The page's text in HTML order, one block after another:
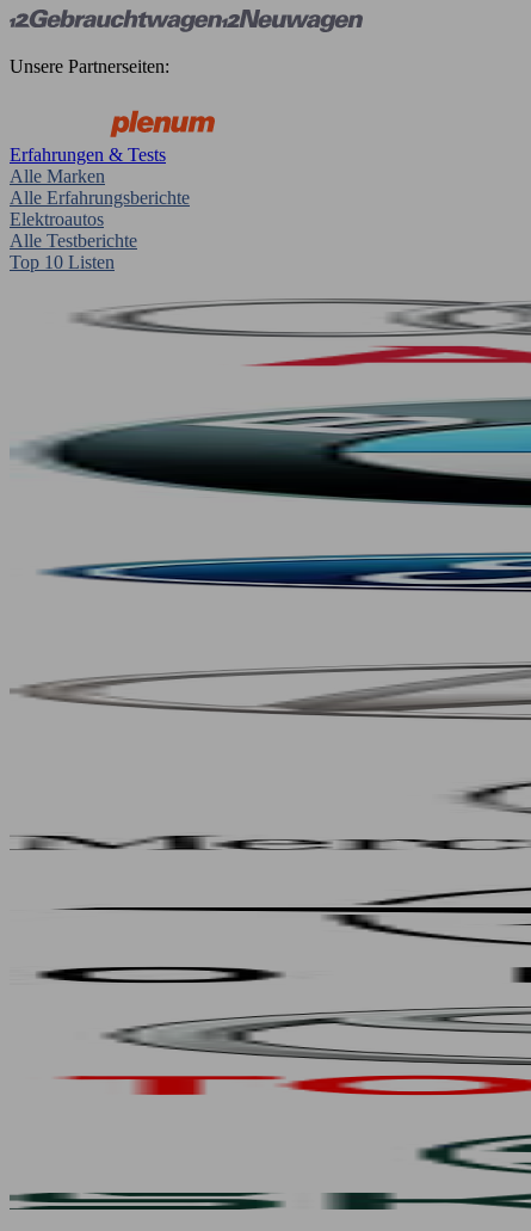
Unsere Partnerseiten:
Erfahrungen & Tests
Alle Marken
Alle Erfahrungsberichte
Elektroautos
Alle Testberichte
Top 10 Listen